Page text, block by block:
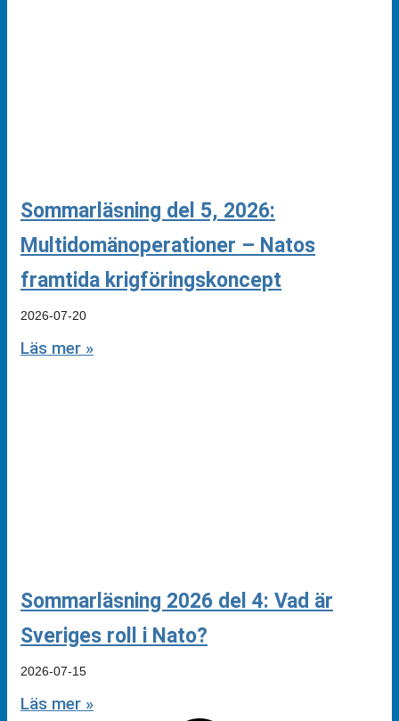
Sommarläsning del 5, 2026:
Multidomänoperationer – Natos
framtida krigföringskoncept
2026-07-20
Läs mer »
Sommarläsning 2026 del 4: Vad är
Sveriges roll i Nato?
2026-07-15
Läs mer »